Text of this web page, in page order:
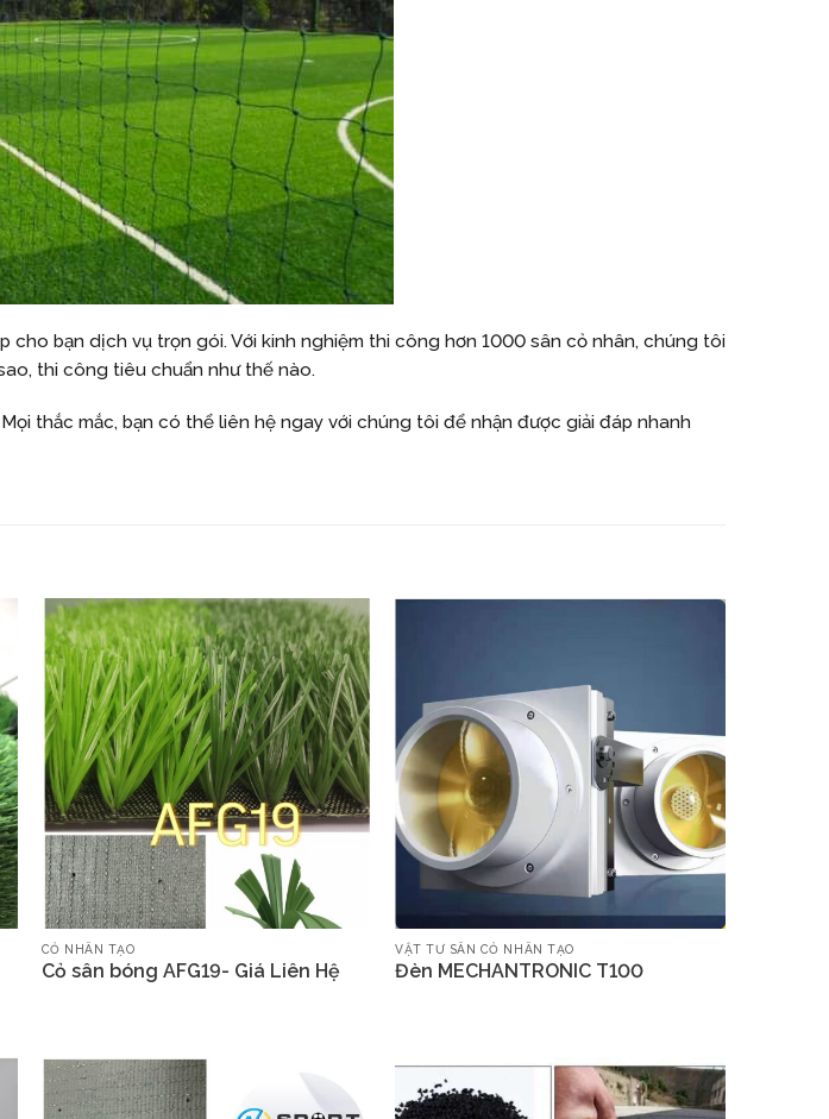
bạn dịch vụ trọn gói. Với kinh nghiệm thi công hơn 1000 sân cỏ nhân, chúng tôi
thi công tiêu chuẩn như thế nào.
thắc mắc, bạn có thể liên hệ ngay với chúng tôi để nhận được giải đáp nhanh
CỎ NHÂN TẠO
Cỏ sân bóng AFG19- Giá Liên Hệ
VẬT TƯ SÂN CỎ NHÂN TẠO
Đèn MECHANTRONIC T100